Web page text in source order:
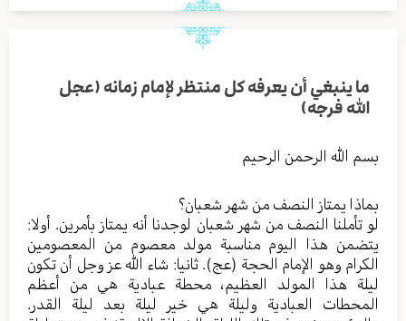
ما ينبغي أن يعرفه كل منتظر لإمام زمانه (عجل
الله فرجه)
بسم الله الرحمن الرحيم
بماذا يمتاز النصف من شهر شعبان؟
لو تأملنا النصف من شهر شعبان لوجدنا أنه يمتاز بأمرين. أولا:
يتضمن هذا اليوم مناسبة مولد معصوم من المعصومين
الكرام وهو الإمام الحجة (عج). ثانيا: شاء الله عز وجل أن تكون
ليلة هذا المولد العظيم، محطة عبادية هي من أعظم
المحطات العبادية وليلة هي خير ليلة بعد ليلة القدر.